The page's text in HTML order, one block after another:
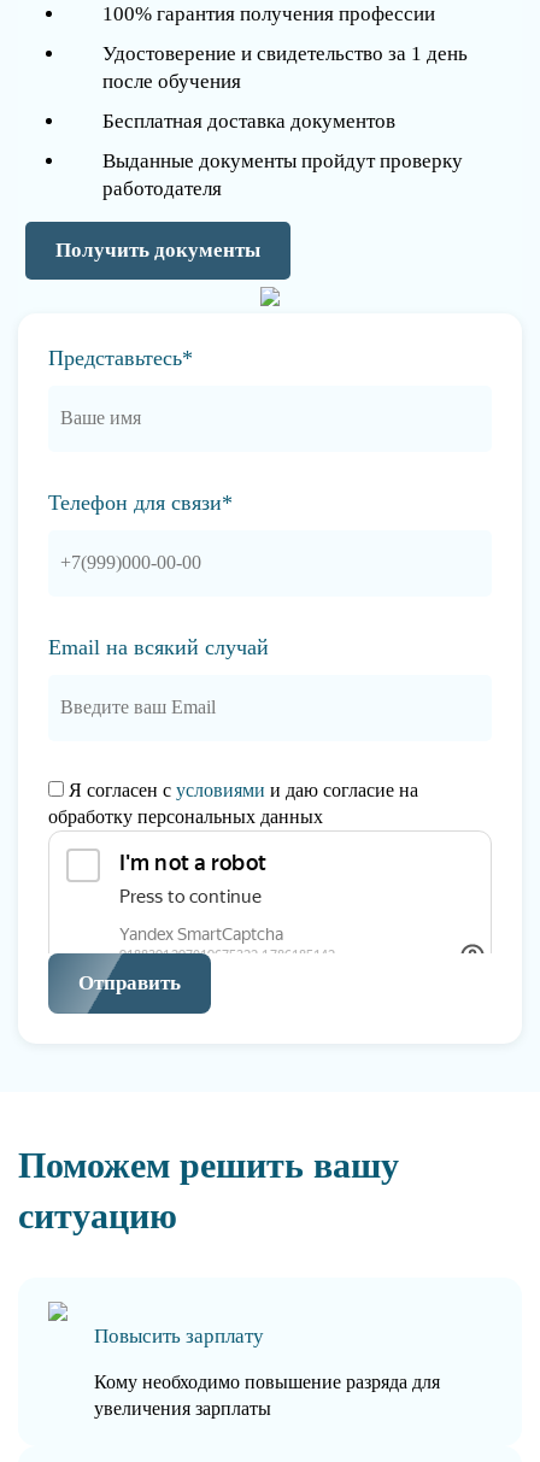
100% гарантия получения профессии
Удостоверение и свидетельство за 1 день
после обучения
Бесплатная доставка документов
Выданные документы пройдут проверку
работодателя
Получить документы
Представьтесь*
Телефон для связи*
Email на всякий случай
Я согласен с условиями и даю согласие на
обработку персональных данных
Отправить
Поможем решить вашу
ситуацию
Повысить зарплату
Кому необходимо повышение разряда для
увеличения зарплаты